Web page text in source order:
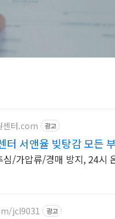
센터.com 광고
터 서앤율 빚탕감 모든
심/가압류/경매 방지, 24시
jcl9031 광고